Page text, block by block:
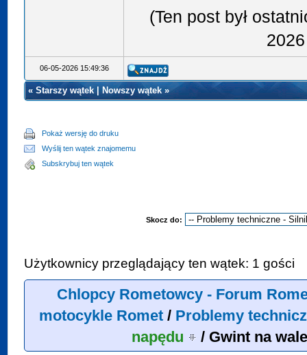
(Ten post był
06-05-2026 15:49:36
«Starszy wątek |Nowszy wątek »
Pokaż wersję do druku
Wyślij ten wątek znajomemu
Subskrybuj ten wątek
Skocz do:
Użytkownicy przeglądający ten wątek: 1 gości
Chlopcy Rometowcy - Forum
motocykle Romet/ Problemy
napędu
/ Gwint na